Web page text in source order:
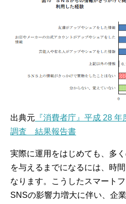
出典元 『消費者庁』平成 28
調査 結果報告書
実際に運用をはじめても、多
を与えるまでになるには、時
なります。こうしたスマート
SNSの影響力増大に伴い、企